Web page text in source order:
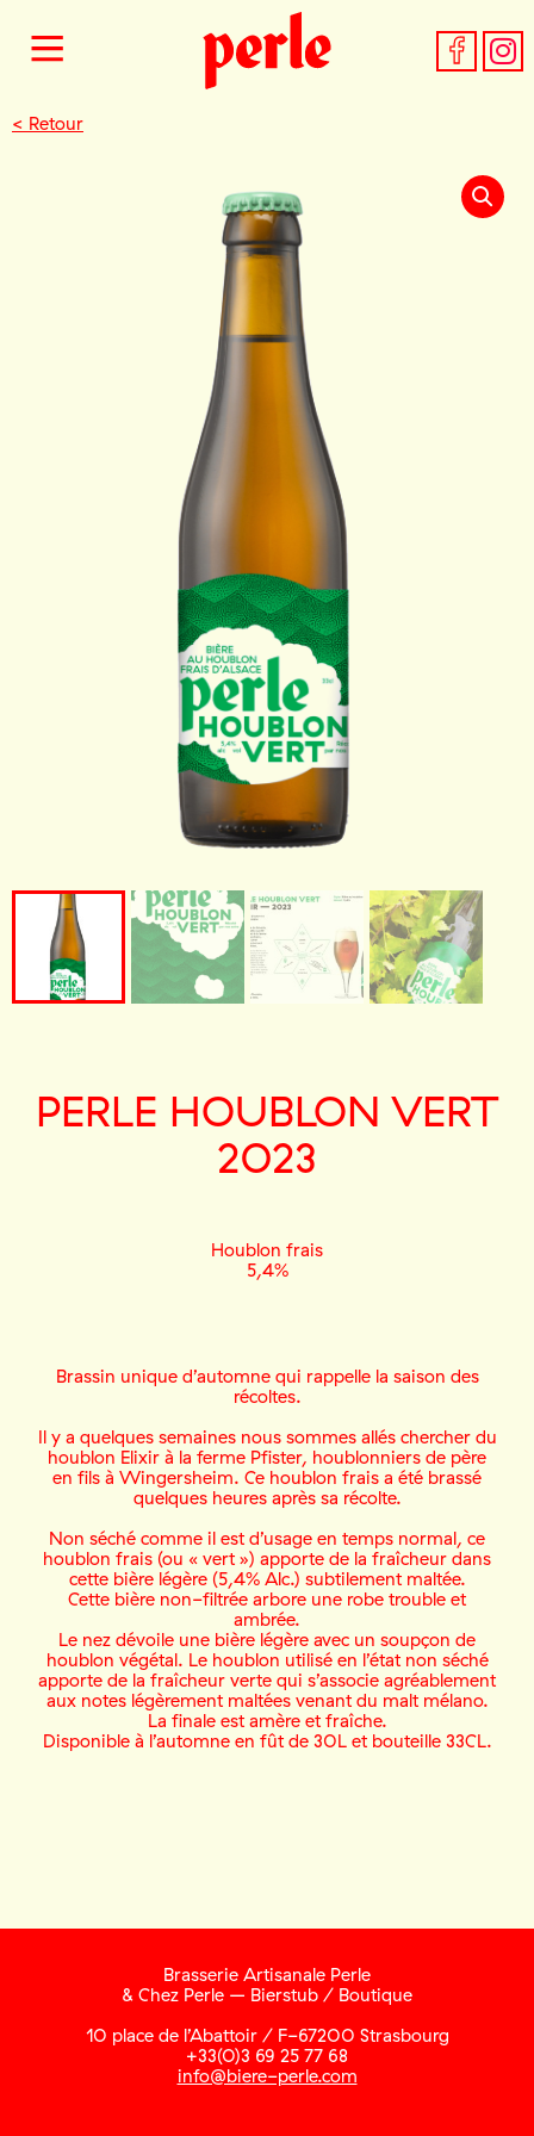
< Retour
PERLE HOUBLON VERT
2023
Houblon frais
5,4%
Brassin unique d’automne qui rappelle la saison des
récoltes.
Il y a quelques semaines nous sommes allés chercher du
houblon Elixir à la ferme Pfister, houblonniers de père
en fils à Wingersheim. Ce houblon frais a été brassé
quelques heures après sa récolte.
Non séché comme il est d’usage en temps normal, ce
houblon frais (ou « vert ») apporte de la fraîcheur dans
cette bière légère (5,4% Alc.) subtilement maltée.
Cette bière non-filtrée arbore une robe trouble et
ambrée.
Le nez dévoile une bière légère avec un soupçon de
houblon végétal. Le houblon utilisé en l’état non séché
apporte de la fraîcheur verte qui s’associe agréablement
aux notes légèrement maltées venant du malt mélano.
La finale est amère et fraîche.
Disponible à l’automne en fût de 30L et bouteille 33CL.
Brasserie Artisanale Perle
& Chez Perle – Bierstub / Boutique
10 place de l’Abattoir / F-67200 Strasbourg
+33(0)3 69 25 77 68
info@biere-perle.com